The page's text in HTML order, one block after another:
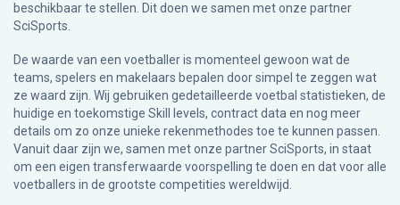
beschikbaar te stellen. Dit doen we samen met onze partner
SciSports
De waarde van een voetballer is momenteel gewoon wat de
teams, spelers en makelaars bepalen door simpel te zeggen wat
ze waard zijn. Wij gebruiken gedetailleerde voetbal statistieken, de
huidige en toekomstige Skill levels, contract data en nog meer
details om zo onze unieke rekenmethodes toe te kunnen passen.
Vanuit daar zijn we, samen met onze partner SciSports, in staat
om een eigen transferwaarde voorspelling te doen en dat voor alle
voetballers in de grootste competities wereldwijd.